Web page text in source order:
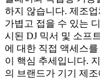
하지 않습니다. 제조
가볍고 접을 수 있는
시된 DJ 믹서 및 소프
에 대한 직접 액세스
이 핵심 추세입니다.
의 브랜드가 기기 제